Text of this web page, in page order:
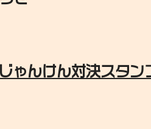
んけん対決スタン